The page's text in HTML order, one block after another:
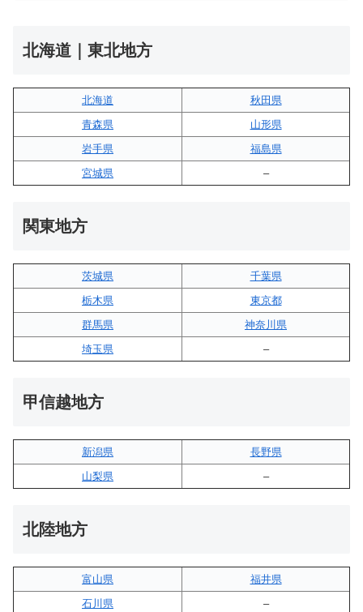
北海道｜東北地方
北海道
秋田県
青森県
山形県
岩手県
福島県
宮城県
–
関東地方
茨城県
千葉県
栃木県
東京都
群馬県
神奈川県
埼玉県
–
甲信越地方
新潟県
長野県
山梨県
–
北陸地方
富山県
福井県
石川県
–